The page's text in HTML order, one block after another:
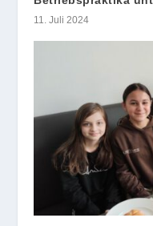
11. Juli 2024